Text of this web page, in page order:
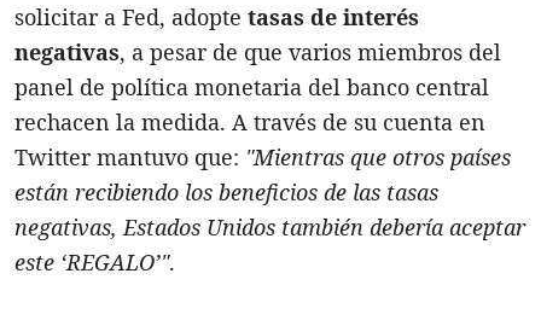
solicitar a Fed, adopte tasas de interés
negativas, a pesar de que varios miembros del
panel de política monetaria del banco central
rechacen la medida. A través de su cuenta en
Twitter mantuvo que: "Mientras que otros países
están recibiendo los beneficios de las tasas
negativas, Estados Unidos también debería aceptar
este ‘REGALO’".